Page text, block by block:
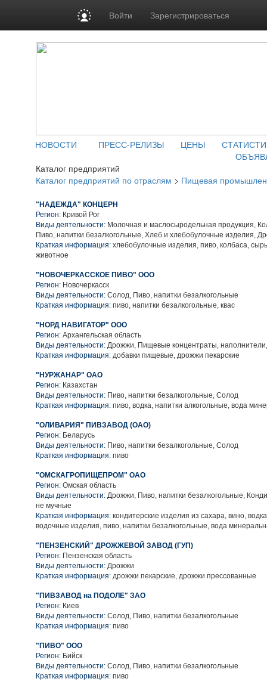
Войти Зарегистрироваться
НОВОСТИ ПРЕСС-РЕЛИЗЫ ЦЕНЫ
Каталог предприятий
Каталог предприятий по отраслям > Пищевая
"НАДЕЖДА" КОНЦЕРН
Регион: Кривой Рог
Виды деятельности: Молочная и маслосыродельная продукция,
Пиво, напитки безалкогольные, Хлеб и хлебобулочные изделия,
Краткая информация: хлебобулочные изделия, пиво, колбаса,
животное
"НОВОЧЕРКАССКОЕ ПИВО" ООО
Регион: Новочеркасск
Виды деятельности: Солод, Пиво, напитки безалкогольные
Краткая информация: пиво, напитки безалкогольные, квас
"НОРД НАВИГАТОР" ООО
Регион: Архангельская область
Виды деятельности: Дрожжи, Пищевые концентраты,
Краткая информация: добавки пищевые, дрожжи пекарские
"НУРЖАНАР" ОАО
Регион: Казахстан
Виды деятельности: Пиво, напитки безалкогольные, Солод
Краткая информация: пиво, водка, напитки алкогольные, вода
"ОЛИВАРИЯ" ПИВЗАВОД (ОАО)
Регион: Беларусь
Виды деятельности: Пиво, напитки безалкогольные, Солод
Краткая информация: пиво
"ОМСКАГРОПИЩЕПРОМ" ОАО
Регион: Омская область
Виды деятельности: Дрожжи, Пиво, напитки безалкогольные,
не мучные
Краткая информация: кондитерские изделия из сахара, вино,
водочные изделия, пиво, напитки безалкогольные, вода
"ПЕНЗЕНСКИЙ" ДРОЖЖЕВОЙ ЗАВОД (ГУП)
Регион: Пензенская область
Виды деятельности: Дрожжи
Краткая информация: дрожжи пекарские, дрожжи прессованные
"ПИВЗАВОД на ПОДОЛЕ" ЗАО
Регион: Киев
Виды деятельности: Солод, Пиво, напитки безалкогольные
Краткая информация: пиво
"ПИВО" ООО
Регион: Бийск
Виды деятельности: Солод, Пиво, напитки безалкогольные
Краткая информация: пиво